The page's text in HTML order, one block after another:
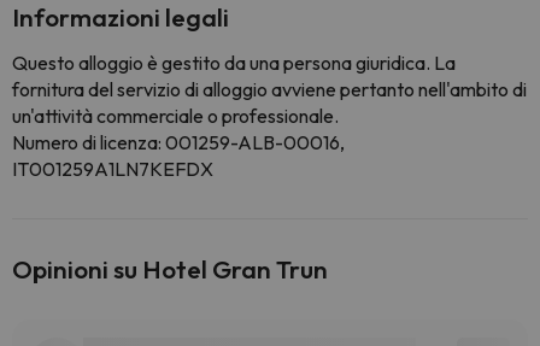
Informazioni legali
Questo alloggio è gestito da una persona giuridica. La
fornitura del servizio di alloggio avviene pertanto nell'ambito di
un'attività commerciale o professionale.
Numero di licenza: 001259-ALB-00016,
IT001259A1LN7KEFDX
Opinioni su Hotel Gran Trun